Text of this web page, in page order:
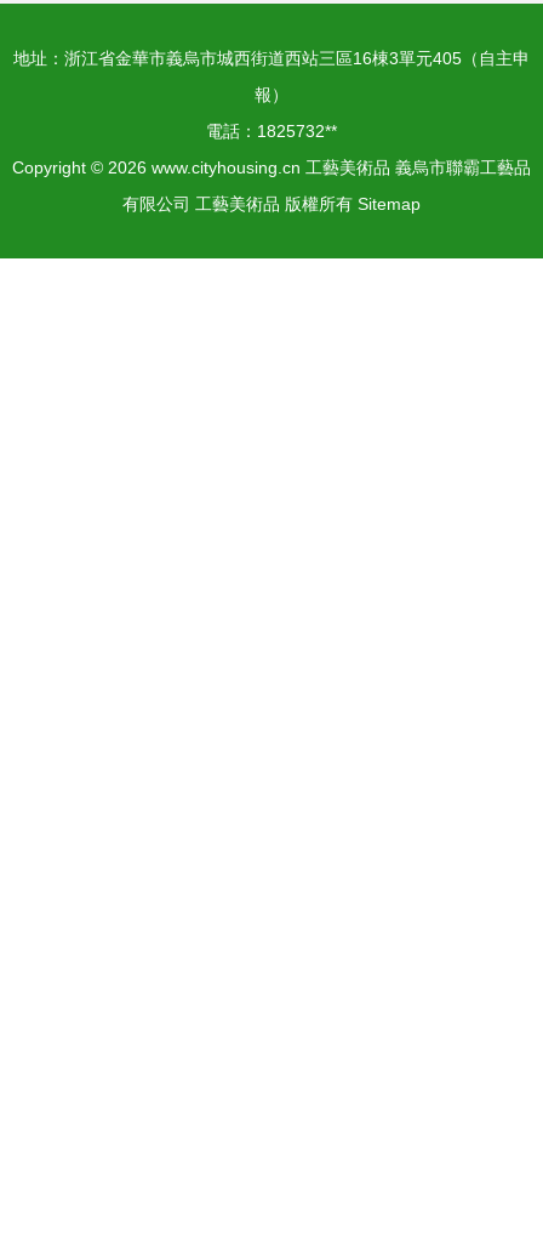
地址：浙江省金華市義烏市城西街道西站三區16棟3單元405（自主申
報）
電話：1825732**
Copyright © 2026 www.cityhousing.cn 工藝美術品 義烏市聯霸工藝品
有限公司 工藝美術品 版權所有 Sitemap